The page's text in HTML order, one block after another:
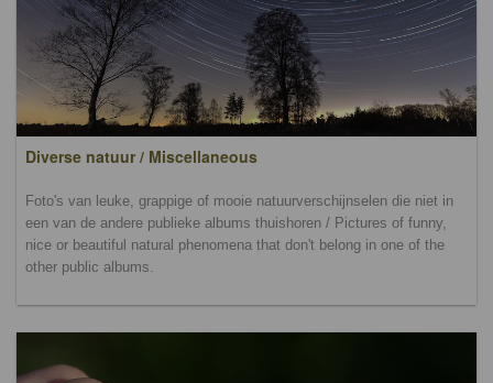
Diverse natuur / Miscellaneous
Foto's van leuke, grappige of mooie natuurverschijnselen die niet in
een van de andere publieke albums thuishoren / Pictures of funny,
nice or beautiful natural phenomena that don't belong in one of the
other public albums.